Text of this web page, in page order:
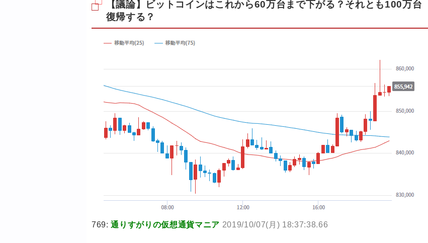
【議論】ビットコインはこれから60万台まで下がる？それとも100万台
復帰する？
769:通りすがりの仮想通貨マニア 2019/10/07(月) 18:37:38.66